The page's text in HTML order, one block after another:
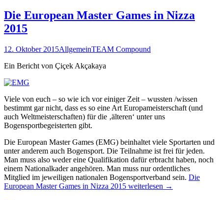
Die European Master Games in Nizza
2015
12. Oktober 2015AllgemeinTEAM Compound
Ein Bericht von Çiçek Akçakaya
Viele von euch – so wie ich vor einiger Zeit – wussten /wissen
bestimmt gar nicht, dass es so eine Art Europameisterschaft (und
auch Weltmeisterschaften) für die ‚älteren‘ unter uns
Bogensportbegeisterten gibt.
Die European Master Games (EMG) beinhaltet viele Sportarten und
unter anderem auch Bogensport. Die Teilnahme ist frei für jeden.
Man muss also weder eine Qualifikation dafür erbracht haben, noch
einem Nationalkader angehören. Man muss nur ordentliches
Mitglied im jeweiligen nationalen Bogensportverband sein. Die
European Master Games in Nizza 2015 weiterlesen →